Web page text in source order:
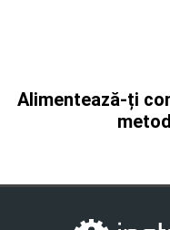
Alimentează-ți